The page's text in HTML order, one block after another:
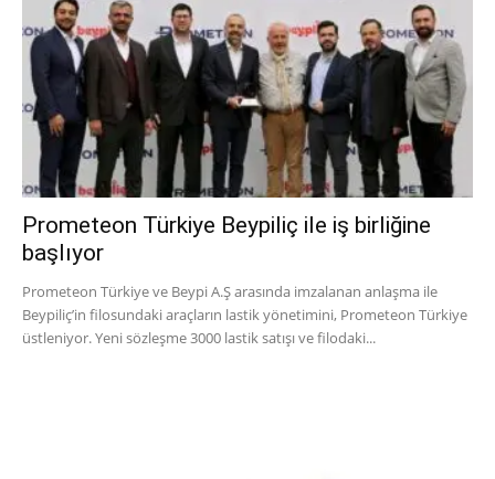
Prometeon Türkiye Beypiliç ile iş birliğine
başlıyor
Prometeon Türkiye ve Beypi A.Ş arasında imzalanan anlaşma ile
Beypiliç’in filosundaki araçların lastik yönetimini, Prometeon Türkiye
üstleniyor. Yeni sözleşme 3000 lastik satışı ve filodaki...